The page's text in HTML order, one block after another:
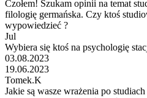
Czołem! Szukam opinii na temat
filologię germańska. Czy ktoś
wypowiedzieć ?
Jul
Wybiera się ktoś na psychologię
03.08.2023
19.06.2023
Tomek.K
Jakie są wasze wrażenia po